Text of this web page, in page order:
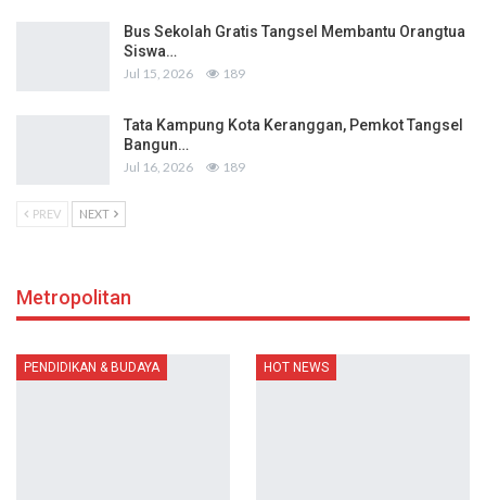
Bus Sekolah Gratis Tangsel Membantu Orangtua
Siswa…
Jul 15, 2026 189
Tata Kampung Kota Keranggan, Pemkot Tangsel
Bangun…
Jul 16, 2026 189
PREV NEXT
Metropolitan
PENDIDIKAN & BUDAYA HOT NEWS